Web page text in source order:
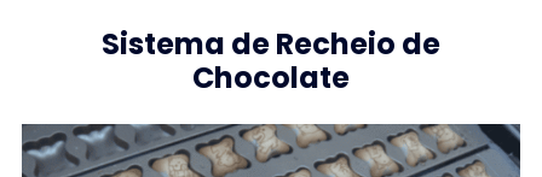
Sistema de Recheio de
Chocolate